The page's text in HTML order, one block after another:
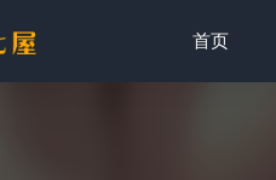
首页